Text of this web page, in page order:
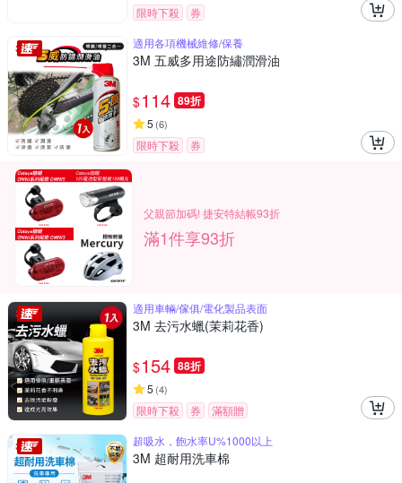
限時下殺
券
適用各項機械維修/保養
3M 五威多用途防繡潤滑油
$114 89折
5 (6)
限時下殺 券
父親節加碼! 捷安特結帳93折
滿1件享93折
適用車輛/傢俱/電化製品表面
3M 去污水蠟(茉莉花香)
$154 88折
5 (4)
限時下殺 券
滿額贈
超吸水，飽水率U%1000以上
3M 超耐用洗車棉